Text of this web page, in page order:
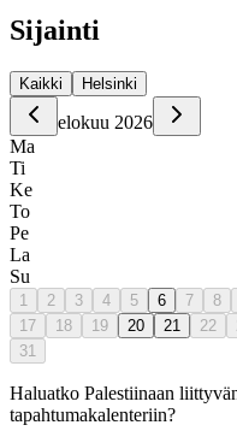
Sijainti
Kaikki Helsinki
elokuu 2026
Ma
Ti
Ke
To
Pe
La
Su
1 2 3 4 5 6 7 8
17
18 19 20 21 22
31
Haluatko Palestiinaan
tapahtumakalenteriin?